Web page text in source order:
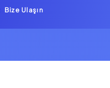
Bize Ulaşın